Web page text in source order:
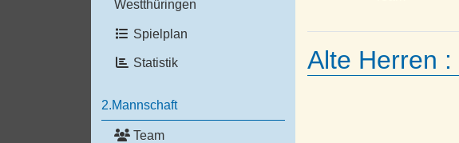
Westthüringen
Spielplan
Statistik
2.Mannschaft
Team
Alte Herren :